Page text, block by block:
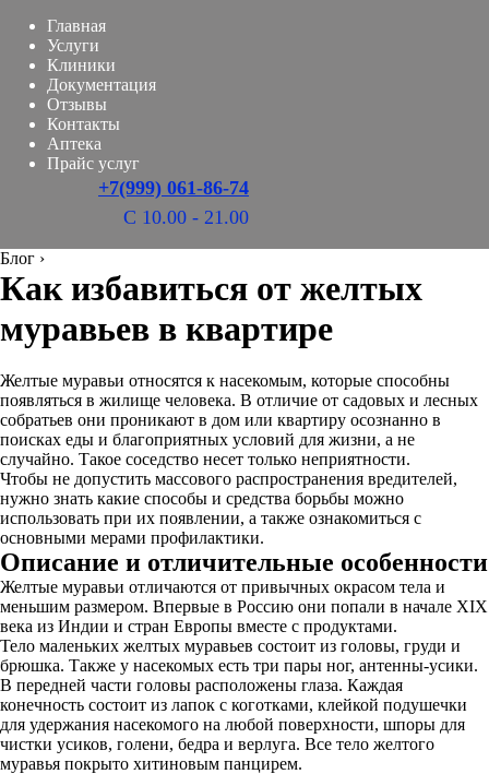
Главная
Услуги
Клиники
Документация
Отзывы
Контакты
Аптека
Прайс услуг
+7(999) 061-86-74
С 10.00 - 21.00
Блог ›
Как избавиться от желтых
муравьев в квартире
Желтые муравьи относятся к насекомым, которые способны
появляться в жилище человека. В отличие от садовых и лесных
собратьев они проникают в дом или квартиру осознанно в
поисках еды и благоприятных условий для жизни, а не
случайно. Такое соседство несет только неприятности.
Чтобы не допустить массового распространения вредителей,
нужно знать какие способы и средства борьбы можно
использовать при их появлении, а также ознакомиться с
основными мерами профилактики.
Описание и отличительные особенности
Желтые муравьи отличаются от привычных окрасом тела и
меньшим размером. Впервые в Россию они попали в начале XIX
века из Индии и стран Европы вместе с продуктами.
Тело маленьких желтых муравьев состоит из головы, груди и
брюшка. Также у насекомых есть три пары ног, антенны-усики.
В передней части головы расположены глаза. Каждая
конечность состоит из лапок с коготками, клейкой подушечки
для удержания насекомого на любой поверхности, шпоры для
чистки усиков, голени, бедра и верлуга. Все тело желтого
муравья покрыто хитиновым панцирем.